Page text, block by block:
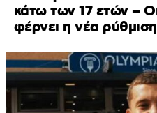
κάτω των 17 ετών –
φέρνει η νέα